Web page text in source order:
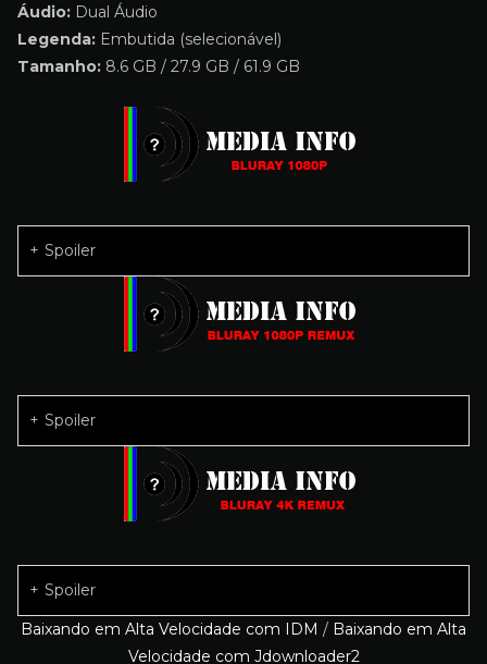
Áudio: Dual Áudio
Legenda: Embutida (selecionável)
Tamanho: 8.6 GB / 27.9 GB / 61.9 GB
Spoiler
Spoiler
Spoiler
Baixando em Alta Velocidade com IDM / Baixando em Alta
Velocidade com Jdownloader2